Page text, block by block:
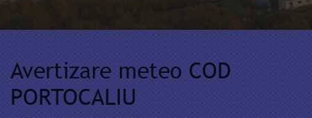
Avertizare meteo COD
PORTOCALIU